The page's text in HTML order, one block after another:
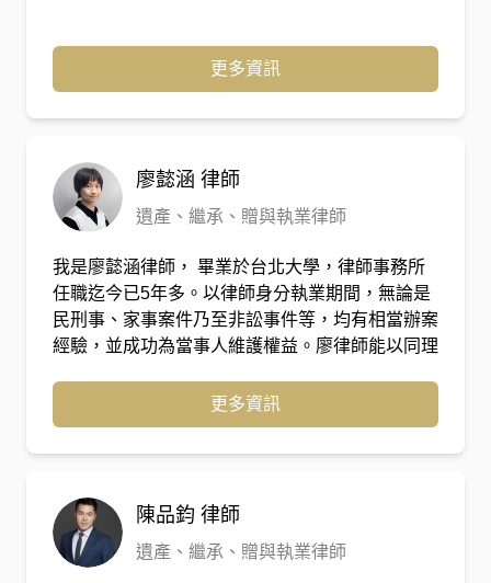
更多資訊
廖懿涵 律師
遺產、繼承、贈與執業律師
我是廖懿涵律師， 畢業於台北大學，律師事務所
任職迄今已5年多。以律師身分執業期間，無論是
民刑事、家事案件乃至非訟事件等，均有相當辦案
經驗，並成功為當事人維護權益。廖律師能以同理
面對案件之內容、煩惱與糾結，再以法律專業提出
相應建言，以期與當事人共解難題。
更多資訊
陳品鈞 律師
遺產、繼承、贈與執業律師